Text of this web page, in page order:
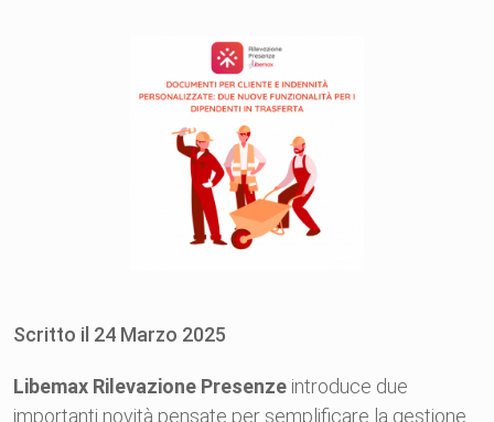
Scritto il 24 Marzo 2025
Libemax Rilevazione Presenze introduce due
importanti novità pensate per semplificare la gestione